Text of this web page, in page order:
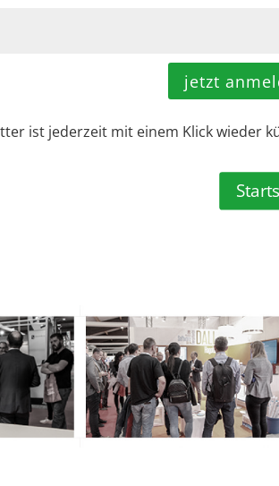
jetzt
ist jederzeit mit einem Klick wieder